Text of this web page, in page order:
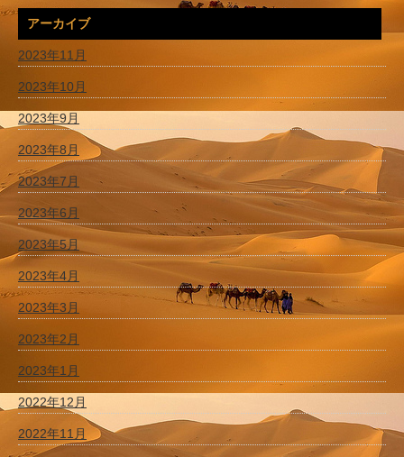
アーカイブ
2023年11月
2023年10月
2023年9月
2023年8月
2023年7月
2023年6月
2023年5月
2023年4月
2023年3月
2023年2月
2023年1月
2022年12月
2022年11月